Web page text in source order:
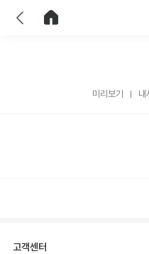
미리보기 내
고객센터